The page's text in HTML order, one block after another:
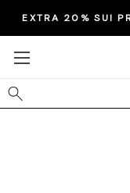
EXTRA 20% SUI
Cerca